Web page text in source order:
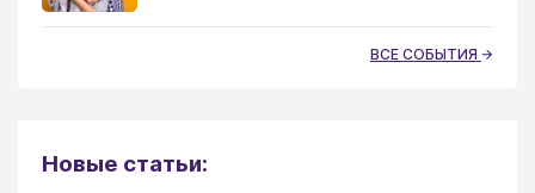
ВСЕ СОБЫТИЯ
Новые статьи: